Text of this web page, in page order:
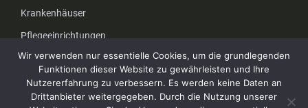
Krankenhäuser
Pflegeeinrichtungen
Unternehmen
Datenschutz
Wir verwenden nur essentielle Cookies, um die grundlegenden
Funktionen dieser Website zu gewährleisten und Ihre
Nutzererfahrung zu verbessern. Es werden keine Daten an
Drittanbieter weitergegeben. Durch die Nutzung unserer